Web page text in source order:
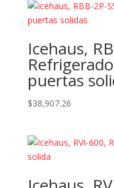
Icehaus,
puertas
$38,907.26